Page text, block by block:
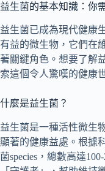
益生菌的基本知識：你
益生菌已成為現代健康
有益的微生物，它們在
著關鍵角色。想要了解
索這個令人驚嘆的健康
什麼是益生菌？
益生菌是一種活性微生
顯著的健康益處。根據
菌species，總數高達